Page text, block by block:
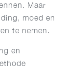
Maar
moed en
te nemen.
en